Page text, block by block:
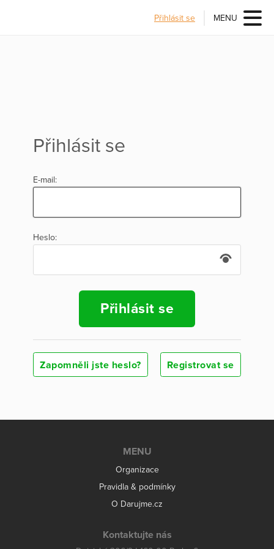
Přihlásit se MENU
Přihlásit se
E-mail:
Heslo:
Přihlásit se
Zapomněli jste heslo? Registrovat se
MENU
Organizace
Pravidla & podmínky
O Darujme.cz
Kontaktujte nás